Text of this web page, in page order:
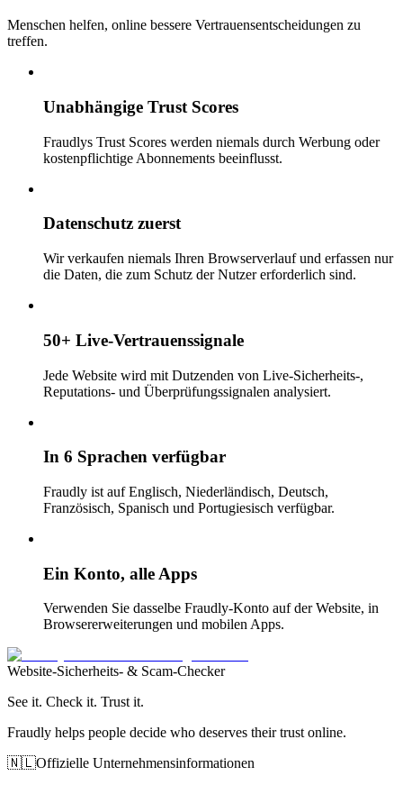
Menschen helfen, online bessere Vertrauensentscheidungen zu
treffen.
Unabhängige Trust Scores
Fraudlys Trust Scores werden niemals durch Werbung oder
kostenpflichtige Abonnements beeinflusst.
Datenschutz zuerst
Wir verkaufen niemals Ihren Browserverlauf und erfassen nur
die Daten, die zum Schutz der Nutzer erforderlich sind.
50+ Live-Vertrauenssignale
Jede Website wird mit Dutzenden von Live-Sicherheits-,
Reputations- und Überprüfungssignalen analysiert.
In 6 Sprachen verfügbar
Fraudly ist auf Englisch, Niederländisch, Deutsch,
Französisch, Spanisch und Portugiesisch verfügbar.
Ein Konto, alle Apps
Verwenden Sie dasselbe Fraudly-Konto auf der Website, in
Browsererweiterungen und mobilen Apps.
Website-Sicherheits- & Scam-Checker
See it. Check it. Trust it.
Fraudly helps people decide who deserves their trust online.
🇳🇱Offizielle Unternehmensinformationen